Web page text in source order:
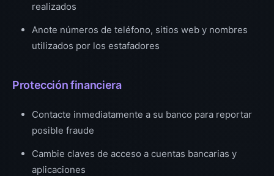
realizados
Anote números de teléfono, sitios web y nombres
utilizados por los estafadores
Protección financiera
Contacte inmediatamente a su banco para reportar
posible fraude
Cambie claves de acceso a cuentas bancarias y
aplicaciones